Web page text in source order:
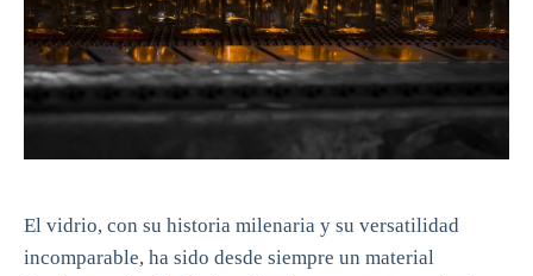
El vidrio, con su historia milenaria y su versatilidad
incomparable, ha sido desde siempre un material